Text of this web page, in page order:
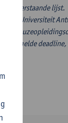
onderstaande lijst.
de Universiteit
vermelde deadline,